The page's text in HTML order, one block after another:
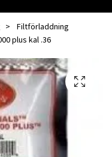
Filtförladdning
plus kal .36